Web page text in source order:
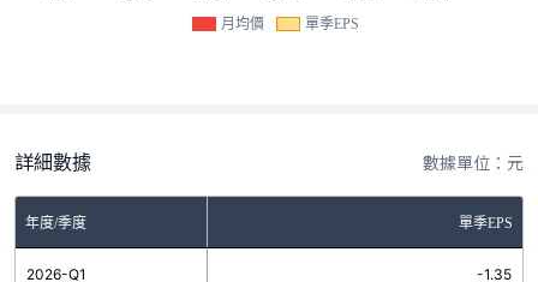
月均價 單季EPS
詳細數據 數據單位：元
年度/季度 單季EPS
2026-Q1 -1.35